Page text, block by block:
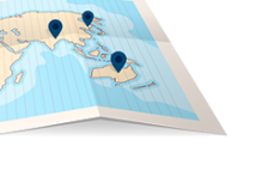
pueden
intelectual
Con oficinas en
en el pulso